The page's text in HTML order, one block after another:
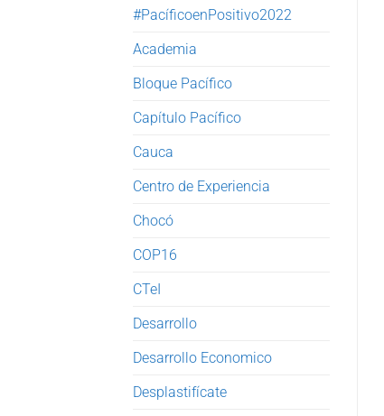
#PacíficoenPositivo2022
Academia
Bloque Pacífico
Capítulo Pacífico
Cauca
Centro de Experiencia
Chocó
COP16
CTeI
Desarrollo
Desarrollo Economico
Desplastifícate